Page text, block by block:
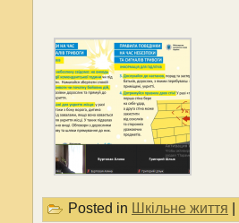
Posted in Шкільне життя